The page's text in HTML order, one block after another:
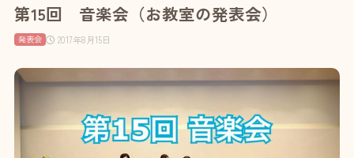
第15回 音楽会（お教室の発表会）
2017年8月15日
発表会